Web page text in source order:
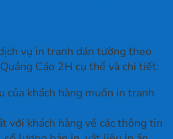
vụ in tranh dán tường theo
Cáo 2H cụ thể và chi tiết:
của khách hàng muốn in tranh
với khách hàng về các thông tin